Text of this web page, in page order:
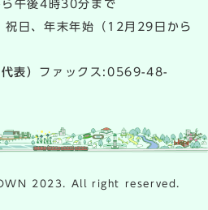
午後4時30分まで
祝日、年末年始（12月29日から
代表） ファックス:0569-48-
2023. All right reserved.